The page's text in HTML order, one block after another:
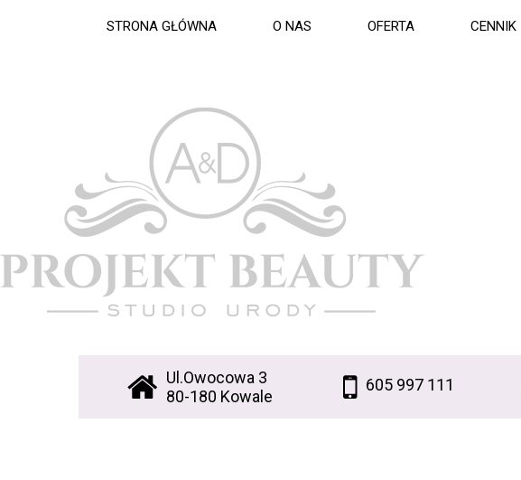
STRONA GŁÓWNA O NAS OFERTA CENNIK
Ul.Owocowa 3
80-180 Kowale
605 997 111